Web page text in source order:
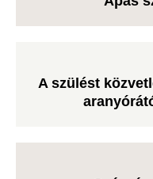
A szülést